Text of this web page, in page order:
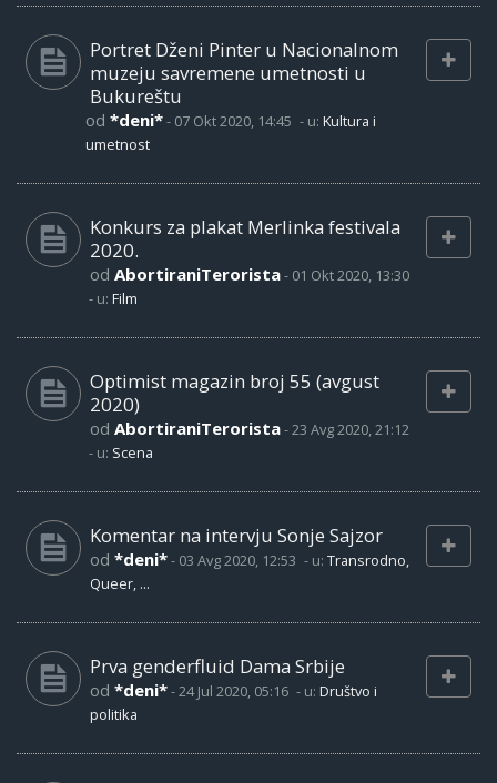
Portret Dženi Pinter u Nacionalnom
muzeju savremene umetnosti u
Bukureštu
od *deni*- 07 Okt 2020, 14:45 - u: Kultura i
umetnost
Konkurs za plakat Merlinka festivala
2020.
od AbortiraniTerorista- 01 Okt 2020, 13:30
- u: Film
Optimist magazin broj 55 (avgust
2020)
od AbortiraniTerorista-23 Avg 2020, 21:12
- u: Scena
Komentar na intervju Sonje Sajzor
od *deni*- 03 Avg 2020, 12:53 - u: Transrodno,
Queer, ...
Prva genderfluid Dama Srbije
od *deni*-24 Jul 2020, 05:16 - u: Društvo i
politika